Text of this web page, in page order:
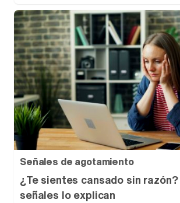
Señales de agotamiento
¿Te sientes cansado sin
señales lo explican